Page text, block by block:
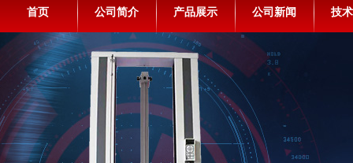
首页 公司简介 产品展示 公司新闻 技